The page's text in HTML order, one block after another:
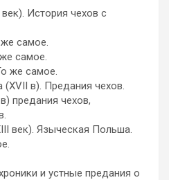
История чехов с
самое.
самое.
же самое.
в). Предания чехов.
предания чехов,
век). Языческая Польша.
и устные предания о